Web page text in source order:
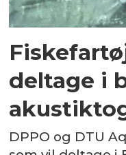
deltage i
DPPO og DTU